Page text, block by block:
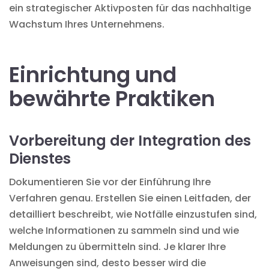
ein strategischer Aktivposten für das nachhaltige
Wachstum Ihres Unternehmens.
Einrichtung und
bewährte Praktiken
Vorbereitung der Integration des
Dienstes
Dokumentieren Sie vor der Einführung Ihre
Verfahren genau. Erstellen Sie einen Leitfaden, der
detailliert beschreibt, wie Notfälle einzustufen sind,
welche Informationen zu sammeln sind und wie
Meldungen zu übermitteln sind. Je klarer Ihre
Anweisungen sind, desto besser wird die